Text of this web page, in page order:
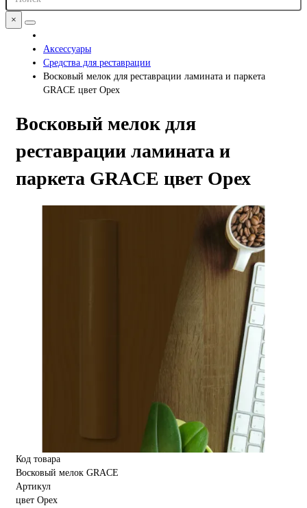
×
Аксессуары
Средства для реставрации
Восковый мелок для реставрации ламината и паркета
GRACE цвет Орех
Восковый мелок для
реставрации ламината и
паркета GRACE цвет Орех
Код товара
Восковый мелок GRACE
Артикул
цвет Орех